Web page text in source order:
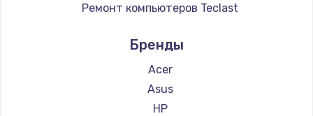
Ремонт компьютеров Teclast
Ремонт компьютеров Beelink
Ремонт компьютеров CHUWI
Бренды
Acer
Asus
HP